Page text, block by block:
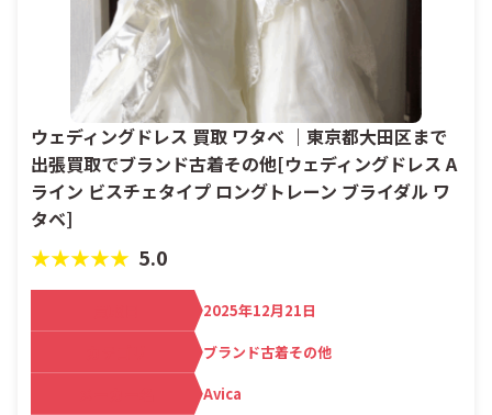
ウェディングドレス 買取 ワタベ ｜東京都大田区まで
出張買取でブランド古着その他[ウェディングドレス A
ライン ビスチェタイプ ロングトレーン ブライダル ワ
タベ]
★★★★★ 5.0
2025年12月21日
ブランド古着その他
Avica